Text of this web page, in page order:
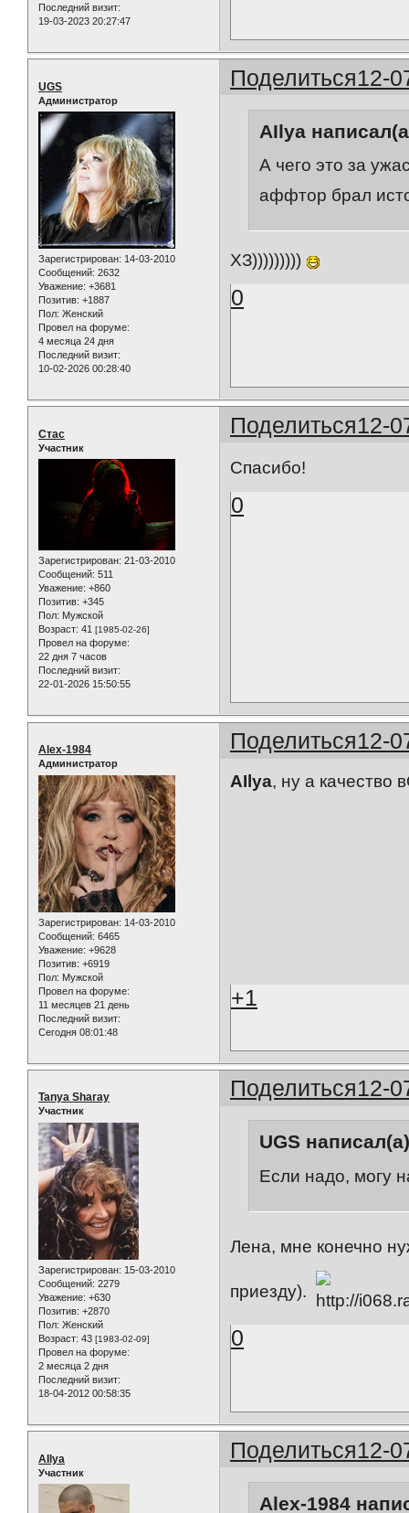
Последний визит:
19-03-2023 20:27:47
Поделиться12-
UGS
Администратор
Зарегистрирован: 14-03-2010
Сообщений: 2632
Уважение: +3681
Позитив: +1887
Пол: Женский
Провел на форуме:
4 месяца 24 дня
Последний визит:
10-02-2026 00:28:40
AIlya
А чего это за
аффтор брал
ХЗ)))))))))
0
Поделиться12-
Стас
Участник
Зарегистрирован: 21-03-2010
Сообщений: 511
Уважение: +860
Позитив: +345
Пол: Мужской
Возраст: 41 [1985-02-26]
Провел на форуме:
22 дня 7 часов
Последний визит:
22-01-2026 15:50:55
Спасибо!
0
Поделиться12-
Alex-1984
Администратор
Зарегистрирован: 14-03-2010
Сообщений: 6465
Уважение: +9628
Позитив: +6919
Пол: Мужской
Провел на форуме:
11 месяцев 21 день
Последний визит:
Сегодня 08:01:48
AIlya, ну а
+1
Поделиться12-
Tanya Sharay
Участник
Зарегистрирован: 15-03-2010
Сообщений: 2279
Уважение: +630
Позитив: +2870
Пол: Женский
Возраст: 43 [1983-02-09]
Провел на форуме:
2 месяца 2 дня
Последний визит:
18-04-2012 00:58:35
UGS
Если надо, могу
Лена, мне конечно
приезду).
0
Поделиться12-
AIlya
Участник
Alex-1984